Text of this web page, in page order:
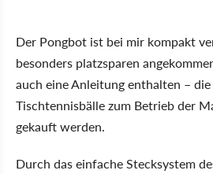
Der Pongbot ist bei mir kompakt
besonders platzsparen
auch eine Anleitung enthalten –
Tischtennisbälle zum Betrieb der
gekauft werden.
Durch das einfache Stecksystem